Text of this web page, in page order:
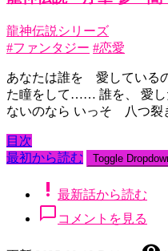
龍神伝説シリーズ
#ファンタジー #恋愛
あなたは誰を 愛している
た瞳をして…… 誰を、 愛
ないのなら いっそ 八つ裂
目次
最初から読む
Toggle
priority_high 最新話から読む
chat_bubble_outline コメントを見る